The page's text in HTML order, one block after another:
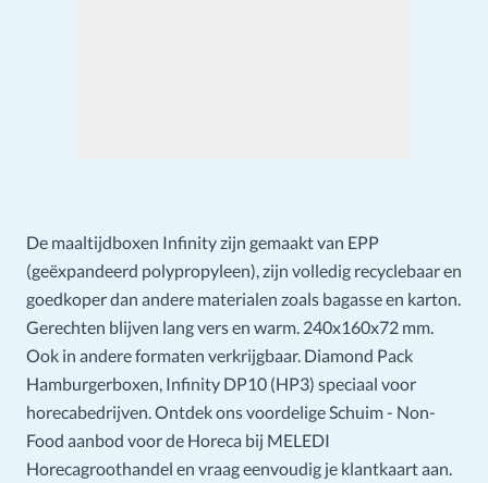
De maaltijdboxen Infinity zijn gemaakt van EPP
(geëxpandeerd polypropyleen), zijn volledig recyclebaar en
goedkoper dan andere materialen zoals bagasse en karton.
Gerechten blijven lang vers en warm. 240x160x72 mm.
Ook in andere formaten verkrijgbaar. Diamond Pack
Hamburgerboxen, Infinity DP10 (HP3) speciaal voor
horecabedrijven. Ontdek ons voordelige Schuim - Non-
Food aanbod voor de Horeca bij MELEDI
Horecagroothandel en vraag eenvoudig je klantkaart aan.